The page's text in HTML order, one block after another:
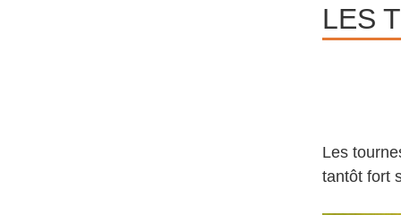
LES
Les
tantôt fort